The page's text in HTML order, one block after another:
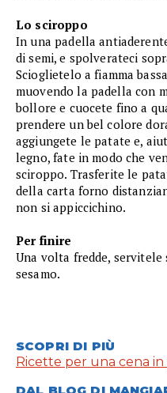
Lo sciroppo
In una padella
di semi, e spolverateci
Scioglietelo a fiamma
muovendo la padella con
bollore e cuocete fino a
prendere un bel colore
aggiungete le patate e,
legno, fate in modo che
sciroppo. Trasferite le
della carta forno
non si appiccichino.
Per finire
Una volta fredde,
sesamo.
SCOPRI DI PIÙ
Ricette per una cena